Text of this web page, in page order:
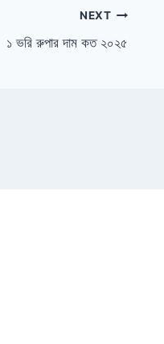
NEXT
১ ভরি রুপার দাম কত ২০২৫